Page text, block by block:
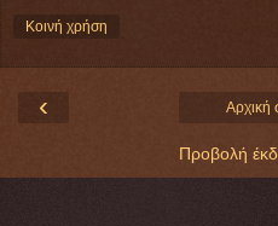
Κοινή χρήση
‹ Αρχική
Προβολή